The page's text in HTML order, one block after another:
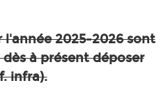
2025-2026 sont
à présent déposer
infra).